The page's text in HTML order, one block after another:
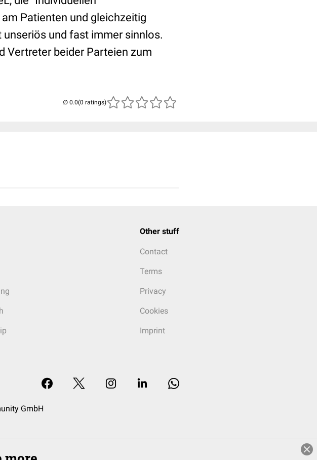
Patienten und gleichzeitig
und fast immer sinnlos.
Vertreter beider Parteien zum
(0 ratings)
Other stuff
Contact
Terms
Privacy
Cookies
Imprint
GmbH